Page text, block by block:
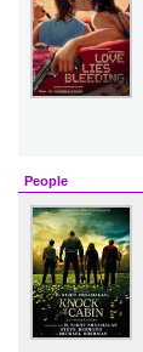
People